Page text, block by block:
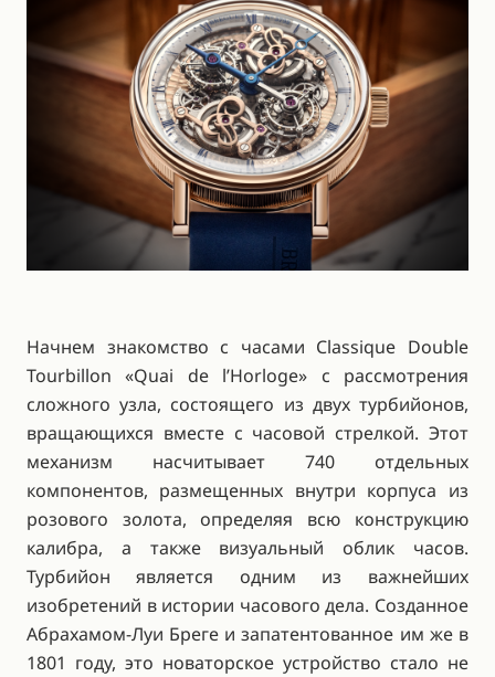
Начнем знакомство с часами Classique Double
Tourbillon «Quai de l’Horloge» с рассмотрения
сложного узла, состоящего из двух турбийонов,
вращающихся вместе с часовой стрелкой. Этот
механизм насчитывает 740 отдельных
компонентов, размещенных внутри корпуса из
розового золота, определяя всю конструкцию
калибра, а также визуальный облик часов.
Турбийон является одним из важнейших
изобретений в истории часового дела. Созданное
Абрахамом-Луи Бреге и запатентованное им же в
1801 году, это новаторское устройство стало не